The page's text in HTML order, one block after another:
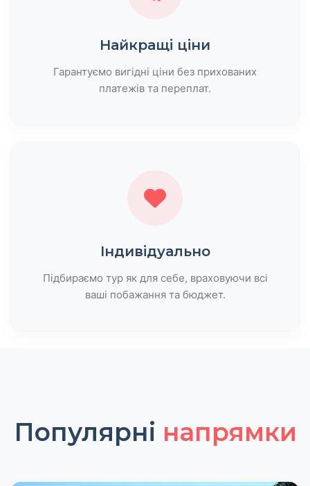
Найкращі ціни
Гарантуємо вигідні ціни без прихованих
платежів та переплат.
Індивідуально
Підбираємо тур як для себе, враховуючи всі
ваші побажання та бюджет.
Популярні напрямки